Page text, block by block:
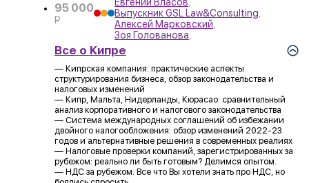
95 000
P
Евгений Власов,
Выпускник GSL Law&Consulting,
Алексей Марковский,
Зоя Голованова,
Все о Кипре
— Кипрская компания: практические аспекты
структурирования бизнеса, обзор законодательства и
налоговых изменений
— Кипр, Мальта, Нидерланды, Кюрасао: сравнительный
анализ корпоративного и налогового законодательства
— Система международных соглашений об избежании
двойного налогообложения: обзор изменений 2022-23
годов и альтернативные решения в современных реалиях
— Налоговые проверки компаний, зарегистрированных за
рубежом: реально ли быть готовым? Делимся опытом.
— НДС за рубежом. Все что Вы хотели знать про НДС, но